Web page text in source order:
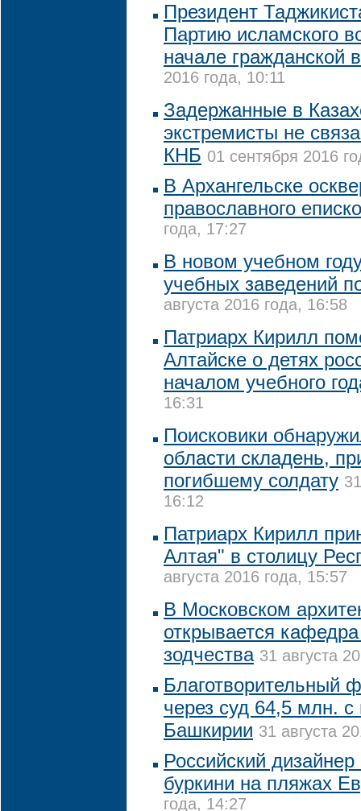
Президент
Партию исламского
начале гражданской
2016 года, 10:11
Задержанные в
экстремисты не
КНБ 01 сентября 2016
В Архангельске
православного
года, 17:27
В новом учебном
учебных заведений
августа 2016 года, 16:58
Патриарх Кирилл
Алтайске о детях
началом учебного
16:31
Поисковики
области складень,
погибшему солдату
16:12
Патриарх Кирилл
Алтая" в столицу
августа 2016 года, 15:57
В Московском
открывается
зодчества 31 августа
Благотворительный
через суд 64,5 млн.
Башкирии 31 августа
Российский
буркини на пляжах
года, 14:27